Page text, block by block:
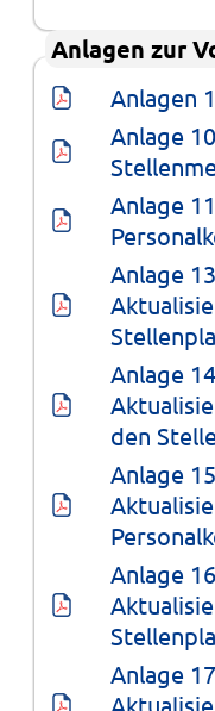
Anlagen zur
Anlagen
Anlage
Anlage
Anlage
Anlage
den
Anlage
Anlage
Anlage